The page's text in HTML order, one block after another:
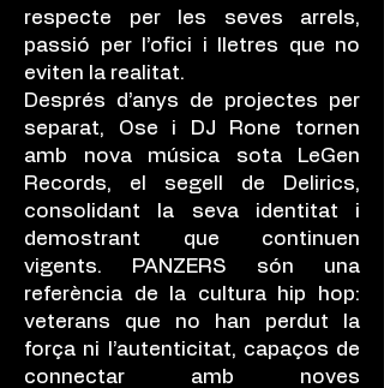
respecte per les seves arrels,
passió per l’ofici i lletres que no
eviten la realitat.
Després d’anys de projectes per
separat, Ose i DJ Rone tornen
amb nova música sota LeGen
Records, el segell de Delirics,
consolidant la seva identitat i
demostrant que continuen
vigents. PANZERS són una
referència de la cultura hip hop:
veterans que no han perdut la
força ni l’autenticitat, capaços de
connectar amb noves